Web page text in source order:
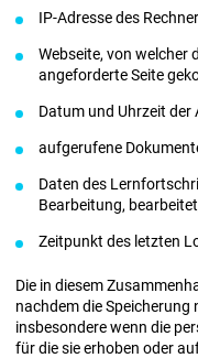
IP-Adresse des
Webseite, von welcher
angeforderte Seite
Datum und Uhrzeit der
aufgerufene
Daten des
Bearbeitung,
Zeitpunkt des letzten
Die in diesem
nachdem die
insbesondere wenn die
für die sie erhoben oder